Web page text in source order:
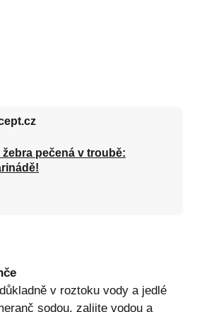
pečená v troubě:
v roztoku vody a jedlé
sodou, zalijte vodou a